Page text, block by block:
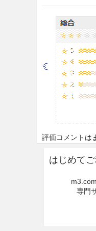
評価コメントは
はじめて
専門